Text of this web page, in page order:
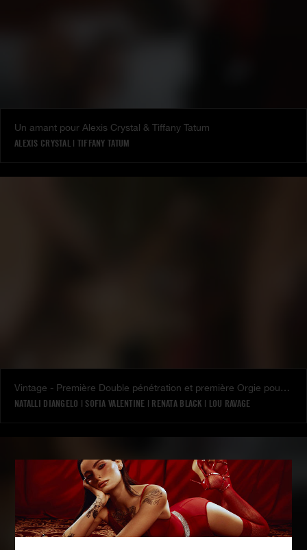
Un amant pour Alexis Crystal & Tiffany Tatum
ALEXIS CRYSTAL | TIFFANY TATUM
Vintage - Première Double pénétration et première Orgie pour l'Initiation de la Lou Ravage
NATALLI DIANGELO | SOFIA VALENTINE | RENATA BLACK | LOU RAVAGE